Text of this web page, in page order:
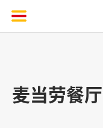
麦当劳餐